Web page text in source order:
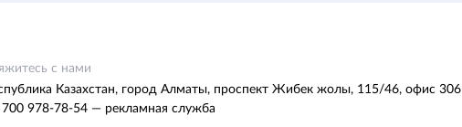
с нами
Казахстан, город Алматы, проспект Жибек жолы, 115/46, офис 306
700 978-78-54 — рекламная служба